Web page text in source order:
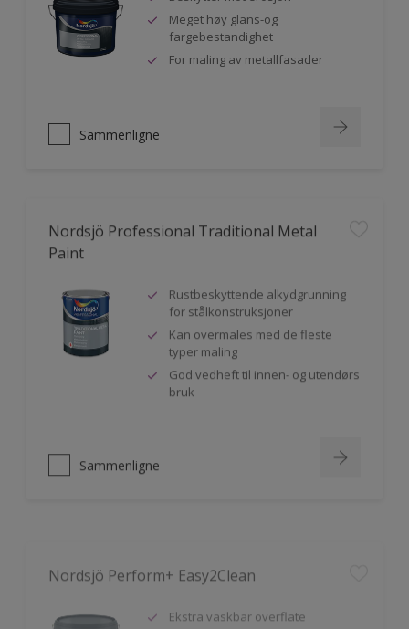
Meget høy glans-og
fargebestandighet
For maling av metallfasader
Sammenligne
Nordsjö Professional Traditional Metal
Paint
Rustbeskyttende alkydgrunning
for stålkonstruksjoner
Kan overmales med de fleste
typer maling
God vedheft til innen- og utendørs
bruk
Sammenligne
Ekstra vaskbar overflate
Enkel å rengjøre